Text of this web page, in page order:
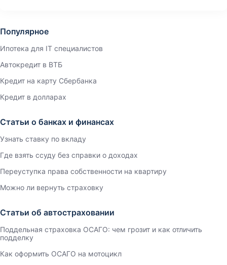
Популярное
Ипотека для IT специалистов
Автокредит в ВТБ
Кредит на карту Сбербанка
Кредит в долларах
Статьи о банках и финансах
Узнать ставку по вкладу
Где взять ссуду без справки о доходах
Переуступка права собственности на квартиру
Можно ли вернуть страховку
Статьи об автостраховании
Поддельная страховка ОСАГО: чем грозит и как отличить
подделку
Как оформить ОСАГО на мотоцикл